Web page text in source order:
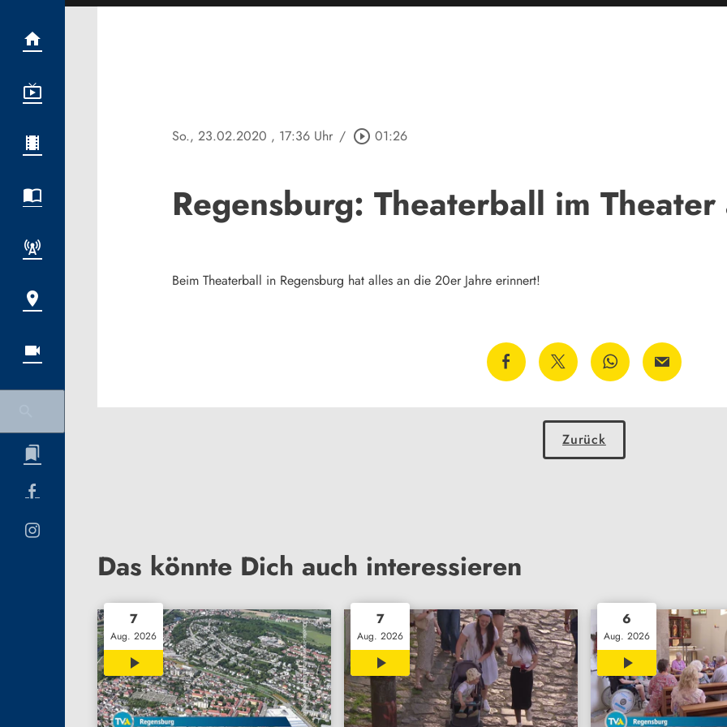
So., 23.02.2020 , 17:36 Uhr / play_circle_outline 01:26
Regensburg: Theaterball im
Beim Theaterball in Regensburg hat alles an die 20er Jahre erinnert!
Zurück
Das könnte Dich auch interessieren
7
Aug. 2026
00:32
7
Aug. 2026
02:02
6
Aug. 2026
00:28